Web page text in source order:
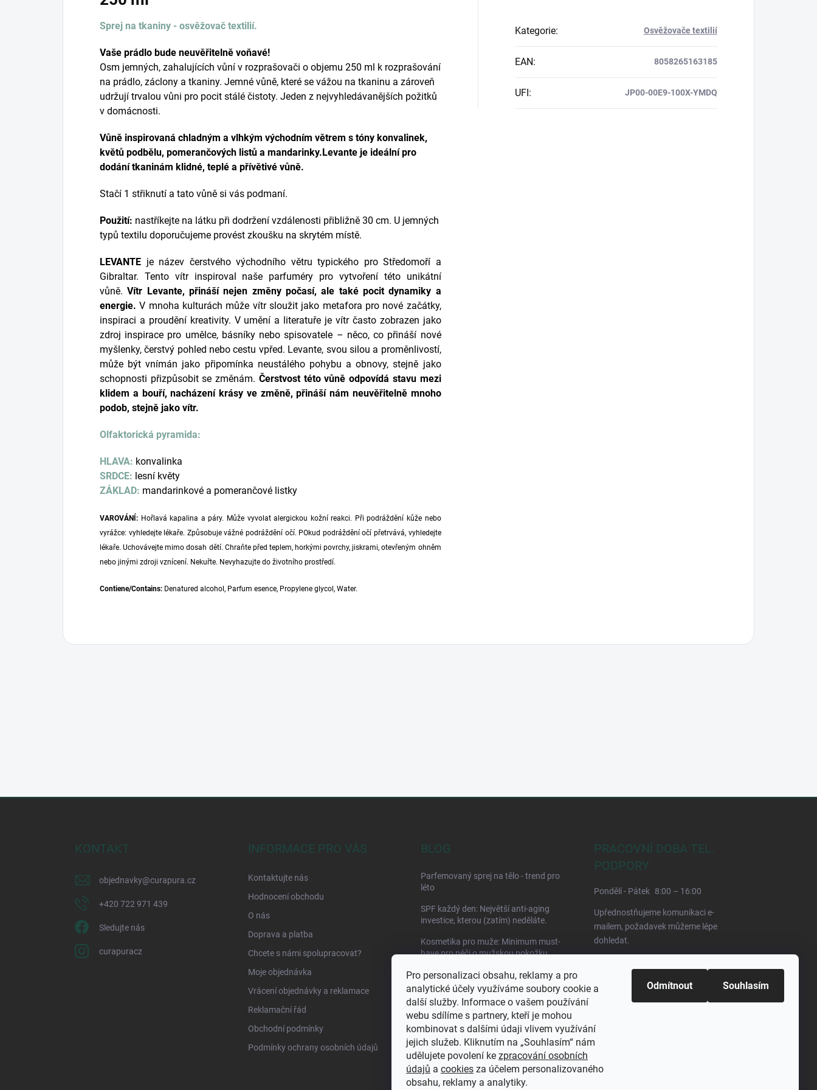
Pro personalizaci obsahu, reklamy a pro
analytické účely využíváme soubory cookie a
další služby. Informace o vašem používání
webu sdílíme s partnery, kteří je mohou
kombinovat s dalšími údaji vlivem využívání
jejich služeb. Kliknutím na „Souhlasím“ nám
udělujete povolení ke zpracování osobních
údajů a cookies za účelem personalizovaného
obsahu, reklamy a analytiky.
Odmítnout Souhlasím
Sprej na tkaniny - osvěžovač textilií.
Vaše prádlo bude neuvěřitelně voňavé!
Osm jemných, zahalujících vůní v rozprašovači o objemu 250 ml k rozprašování
na prádlo, záclony a tkaniny. Jemné vůně, které se vážou na tkaninu a zároveň
udržují trvalou vůni pro pocit stálé čistoty. Jeden z nejvyhledávanějších požitků
v domácnosti.
Vůně inspirovaná chladným a vlhkým východním větrem s tóny konvalinek,
květů podbělu, pomerančových listů a mandarinky.Levante je ideální pro
dodání tkaninám klidné, teplé a přívětivé vůně.
Stačí 1 střiknutí a tato vůně si vás podmaní.
Použití: nastříkejte na látku při dodržení vzdálenosti přibližně 30 cm. U jemných
typů textilu doporučujeme provést zkoušku na skrytém místě.
LEVANTE je název čerstvého východního větru typického pro Středomoří a
Gibraltar. Tento vítr inspiroval naše parfuméry pro vytvoření této unikátní
vůně.Vítr Levante, přináší nejen změny počasí, ale také pocit dynamiky a
energie. V mnoha kulturách může vítr sloužit jako metafora pro nové začátky,
inspiraci a proudění kreativity. V umění a literatuře je vítr často zobrazen jako
zdroj inspirace pro umělce, básníky nebo spisovatele – něco, co přináší nové
myšlenky, čerstvý pohled nebo cestu vpřed. Levante, svou silou a proměnlivostí,
může být vnímán jako připomínka neustálého pohybu a obnovy, stejně jako
schopnosti přizpůsobit se změnám. Čerstvost této vůně odpovídá stavu mezi
klidem a bouří, nacházení krásy ve změně, přináší nám neuvěřitelně mnoho
podob, stejně jako vítr.
Olfaktorická pyramida:
HLAVA: konvalinka
SRDCE: lesní květy
ZÁKLAD: mandarinkové a pomerančové listky
VAROVÁNÍ: Hořlavá kapalina a páry. Může vyvolat alergickou kožní reakci. Při podráždění kůže nebo
vyrážce: vyhledejte lékaře. Způsobuje vážné podráždění očí. POkud podráždění očí přetrvává, vyhledejte
lékaře. Uchovávejte mimo dosah dětí. Chraňte před teplem, horkými povrchy, jiskrami, otevřeným ohněm
nebo jinými zdroji vznícení. Nekuřte. Nevyhazujte do životního prostředí.
Contiene/Contains: Denatured alcohol, Parfum esence, Propylene glycol, Water.
Kategorie: Osvěžovače textilií
EAN: 8058265163185
UFI: JP00-00E9-100X-YMDQ
KONTAKT
objednavky@curapura.cz
+420 722 971 439
Sledujte nás
curapuracz
INFORMACE PRO VÁS
Kontaktujte nás
Hodnocení obchodu
O nás
Doprava a platba
Chcete s námi spolupracovat?
Moje objednávka
Vrácení objednávky a reklamace
Reklamační řád
Obchodní podmínky
Podmínky ochrany osobních údajů
BLOG
Parfemovaný sprej na tělo - trend pro
léto
SPF každý den: Největší anti-aging
investice, kterou (zatím) neděláte.
Kosmetika pro muže: Minimum must-
have pro péči o mužskou pokožku
PRACOVNÍ DOBA TEL.
PODPORY
Pondělí - Pátek 8:00 – 16:00
Upřednostňujeme komunikaci e-
mailem, požadavek můžeme lépe
dohledat.